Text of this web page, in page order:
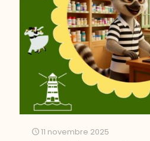
11 novembre 2025